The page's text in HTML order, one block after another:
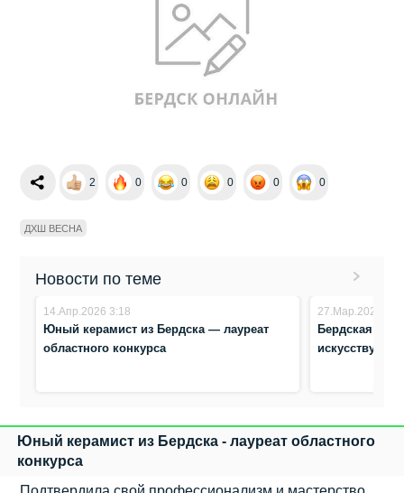
2 0 0 0 0 0
ДХШ ВЕСНА
Новости по теме
14.Апр.2026 3:18
Юный керамист из Бердска — лауреат
областного конкурса
27.Мар.2026
Бердская
искусству
Юный керамист из Бердска - лауреат областного
конкурса